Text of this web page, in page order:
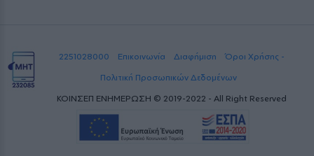
2251028000 Επικοινωνία Διαφήμιση
Όροι Χρήσης -
Πολιτική Προσωπικών Δεδομένων
ΚΟΙΝΣΕΠ ΕΝΗΜΕΡΩΣΗ © 2019-2022 - All Right Reserved